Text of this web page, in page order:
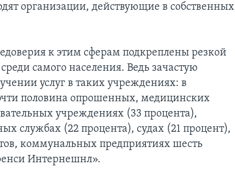
организации, действующие в собственных
к этим сферам подкреплены резкой
самого населения. Ведь зачастую
услуг в таких учреждениях: в
половина опрошенных, медицинских
учреждениях (33 процента),
службах (22 процента), судах (21 процент),
коммунальных предприятиях шесть
Интернешнл».